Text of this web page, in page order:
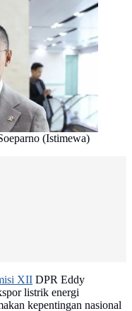
(Istimewa)
XII DPR Eddy
listrik energi
kepentingan nasional